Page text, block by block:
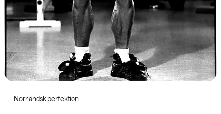
Norrländsk perfektion